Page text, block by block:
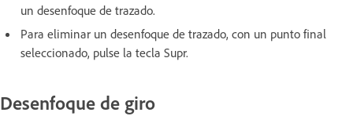
un desenfoque de trazado.
Para eliminar un desenfoque de trazado, con un punto final
seleccionado, pulse la tecla Supr.
Desenfoque de giro